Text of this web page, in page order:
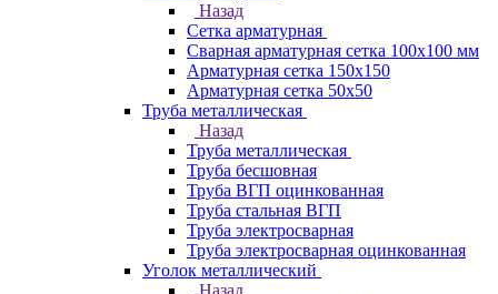
Назад
Сетка арматурная
Сварная арматурная сетка 100х100 мм
Арматурная сетка 150х150
Арматурная сетка 50х50
Труба металлическая
Назад
Труба металлическая
Труба бесшовная
Труба ВГП оцинкованная
Труба стальная ВГП
Труба электросварная
Труба электросварная оцинкованная
Уголок металлический
Назад